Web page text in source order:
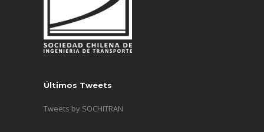
Últimos Tweets
Tweets by SOCHITRAN